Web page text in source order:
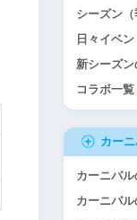
シーズン
日々イベ
新シーズ
コラボ一覧
カー
カーニバ
カーニバ